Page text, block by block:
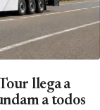
llega a
a todos